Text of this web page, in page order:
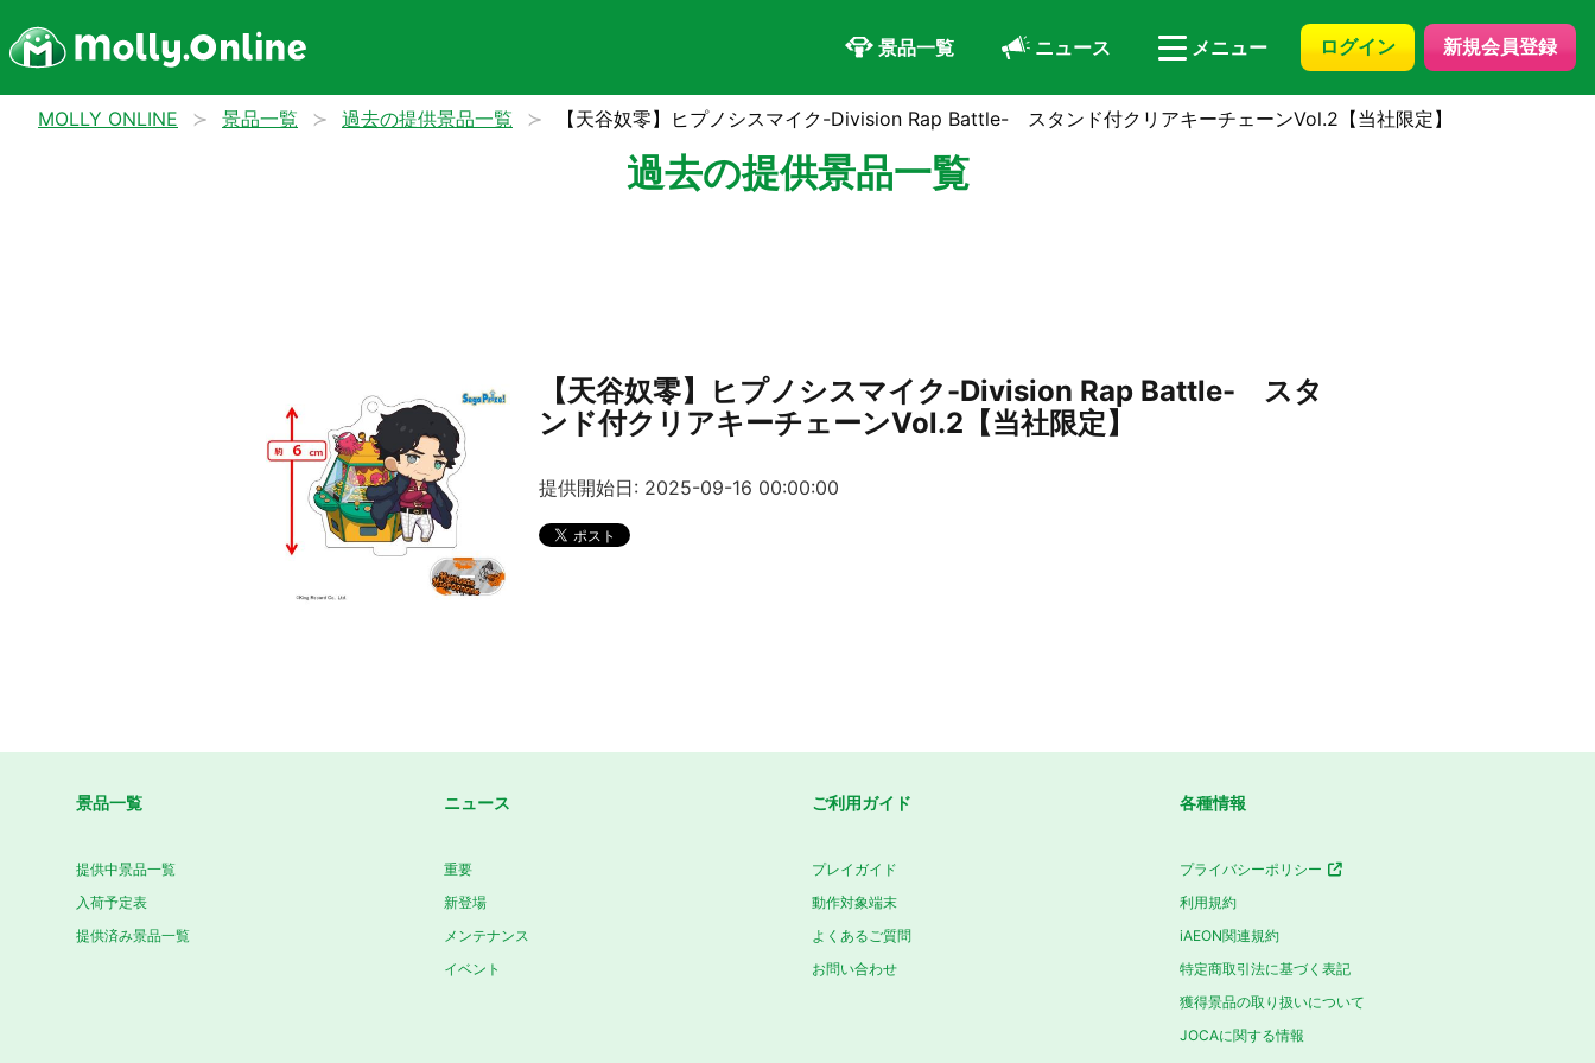
景品一覧 ニュース メニュー ログイン 新規会員登録
MOLLY ONLINE 景品一覧 過去の提供景品一覧 【天谷奴零】ヒプノシスマイク-Division Rap Battle- スタンド付クリアキーチェーンVol.2【当社限定】
過去の提供景品一覧
【天谷奴零】ヒプノシスマイク-Division Rap Battle- スタ
ンド付クリアキーチェーンVol.2【当社限定】
提供開始日: 2025-09-16 00:00:00
景品一覧
提供中景品一覧
入荷予定表
提供済み景品一覧
ニュース
重要
新登場
メンテナンス
イベント
ご利用ガイド
プレイガイド
動作対象端末
よくあるご質問
お問い合わせ
各種情報
プライバシーポリシー
利用規約
iAEON関連規約
特定商取引法に基づく表記
獲得景品の取り扱いについて
JOCAに関する情報